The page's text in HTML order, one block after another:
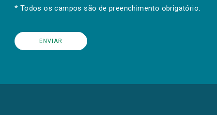
* Todos os campos são de preenchimento obrigatório.